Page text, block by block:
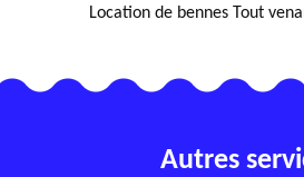
Location de bennes Tout
Autres